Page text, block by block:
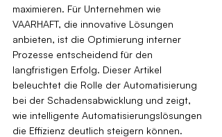
maximieren. Für Unternehmen wie
VAARHAFT, die innovative Lösungen
anbieten, ist die Optimierung interner
Prozesse entscheidend für den
langfristigen Erfolg. Dieser Artikel
beleuchtet die Rolle der Automatisierung
bei der Schadensabwicklung und zeigt,
wie intelligente Automatisierungslösungen
die Effizienz deutlich steigern können.